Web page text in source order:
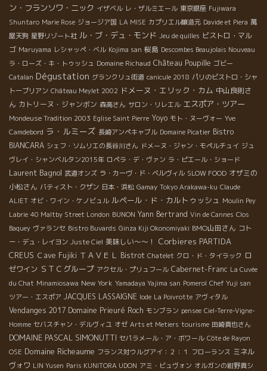
ン・フランソワ・ニック イザベル レ・ザルミエール 東京銀座 Fujiwara
Shuntaro Marie Rose ジョージア国 LA MISE カプリエル醸造元 Davide et Piera 萬
屋天狗 星野リゾート社 ル・ブ・デュ・モンド Jeu de quilles ビストロ・マル
ゴ Maruyama レシャッペ・ベル Kojima san 桜島 Descombes Beaujolais Nouveau
ラ・ローズ・キ・トゥッシュ Domaine Richaud Château Poupille ゴビー
Catalan Dégustation グランクリュ街道 canicule 2018 パリのビストロ・シャ
トーブリアン Château Meylet 2002 ドメーヌ・エリック・カム 中山良則さ
ん カトリーヌ・ジャンボン 森高さん サロン・リレエル エスポア・ツアー
Mondeuse Tradition 2003 Eglise Saint Pierre Yoyo モト・ヌーヴォー Yve
Camdebord ラ・ルミーズ 長崎アンペキャブル Domaine Picatier Bistro
BIANCARA シェフ・ソムリエの長谷川さん ドメーヌ・ジャン・モペルチュイ ジュ
ヴレイ・シャンベルタン2015年 ロペラ・デ・ヴァン ラ・ピエール・ショード
Laurent Bagnol 武道オンズ ラ・カーヴ・ド・ベルヴィル SLOW FOOD オザミの
小松さん バティスト・クザン 日本・浜松 Gamay Tokyo Arakawa-ku Claude
ALIET オビ・ワイン・ケノビュル ルペール・ド・カルトゥッシュ Moulin Pey
Labrie 40 Maltby Street London BUNON Yann Bertrand Vin de Cannes Clos
Baquey ヴァランセ Bistro Buvards Ginza Kiji Okonomiyaki BMO山田さん コト
ー・デュ・レイヨン Juste Ciel 美味しい～～！ Corbieres PARTIDA
CREUS Ｃave Fujiki ＴＡＶＥＬ Bistrot Chatelet クロ・ド・タイラック ロ
ゼワイン ＳＴＣグループ アクセル・プリュフール Cabernet-Franc La Cuvée
du Chat Minamiosawa New York Yamadaya Yajima san Pomerol Chef Yuji san
ツアー・エスポア JACQUES LASSAIGNE Iode La Poivrotte アヴィタル
Vendanges 2017 Domaine Prieuré Roch モンブラン pensee Ciel-Terre-Vigne-
Homme セバスチャン・デルヴィユ オゼ Arts et Metiers tourisme 田崎真也さん
DOMAINE PASCAL SIMONUTTI セパラメール・ア・ボワール Côte de Rayon
OSE Domaine Richeaume フランス対ウルグアイ：２：１ フローランス ミネル
ヴォワ LIN Yusen Paris KUNITORA UDON アミ・ビュヴォン オルガンの紺野真シ